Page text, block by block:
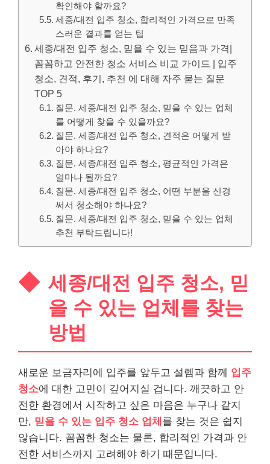
확인해야 할까요?
세종/대전 입주 청소, 합리적인 가격으로 만족
스러운 결과를 얻는 팁
세종/대전 입주 청소, 믿을 수 있는 믿음과 가격|
꼼꼼하고 안전한 청소 서비스 비교 가이드 | 입주
청소, 견적, 후기, 추천 에 대해 자주 묻는 질문
TOP 5
질문. 세종/대전 입주 청소, 믿을 수 있는 업체
를 어떻게 찾을 수 있을까요?
질문. 세종/대전 입주 청소, 견적은 어떻게 받
아야 하나요?
질문. 세종/대전 입주 청소, 평균적인 가격은
얼마나 될까요?
질문. 세종/대전 입주 청소, 어떤 부분을 신경
써서 청소해야 하나요?
질문. 세종/대전 입주 청소, 믿을 수 있는 업체
추천 부탁드립니다!
세종/대전 입주 청소, 믿
을 수 있는 업체를 찾는
방법
새로운 보금자리에 입주를 앞두고 설렘과 함께 입주
청소에 대한 고민이 깊어지실 겁니다. 깨끗하고 안
전한 환경에서 시작하고 싶은 마음은 누구나 같지
만, 믿을 수 있는 입주 청소 업체 를 찾는 것은 쉽지
않습니다. 꼼꼼한 청소는 물론, 합리적인 가격과 안
전한 서비스까지 고려해야 하기 때문입니다.